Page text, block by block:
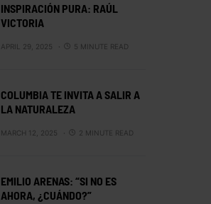
INSPIRACIÓN PURA: RAÚL
VICTORIA
APRIL 29, 2025 5 MINUTE READ
COLUMBIA TE INVITA A SALIR A
LA NATURALEZA
MARCH 12, 2025 2 MINUTE READ
EMILIO ARENAS: “SI NO ES
AHORA, ¿CUÁNDO?”